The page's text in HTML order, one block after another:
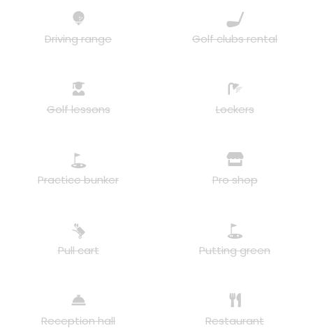
Driving range Golf clubs rental
Golf lessons Lockers
Practice bunker Pro shop
Pull cart Putting green
Reception hall Restaurant